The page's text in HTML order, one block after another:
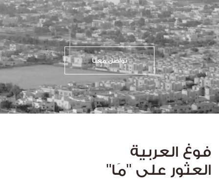
تواصل معنا
فوغ العربية
العثور على "مَا"